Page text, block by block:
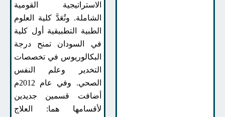
الاستراتيجية القومية
الشاملة. وتُعَدَّ كلية العلوم
الطبية التطبيقية أول كلية
في السودان تمنح درجة
البكالوريوس في تخصصات
التخدير وعلم النفس
الصحي. وفي عام 2012م
أضافت قسمين جديدين
لأقسامها هما: العلاج